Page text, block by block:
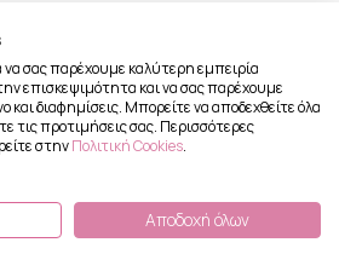
To Top
σας παρέχουμε καλύτερη εμπειρία
επισκεψιμότητα και να σας παρέχουμε
και διαφημίσεις. Μπορείτε να αποδεχθείτε όλα
τις προτιμήσεις σας. Περισσότερες
στηνΠολιτική Cookies.
Αποδοχή όλων
(0) προϊόντα